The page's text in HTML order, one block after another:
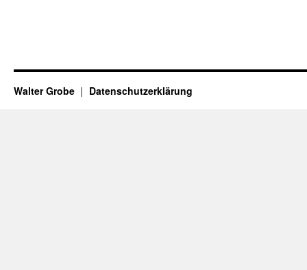
Walter Grobe Datenschutzerklärung